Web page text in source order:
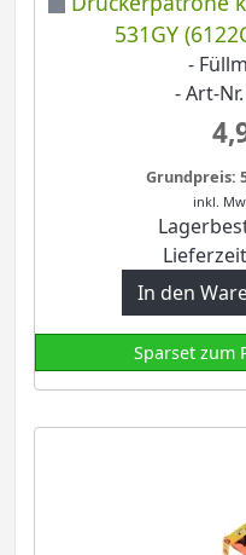
531GY
-
- Art-
Grundpreis:
inkl.
In den
Sparset zum